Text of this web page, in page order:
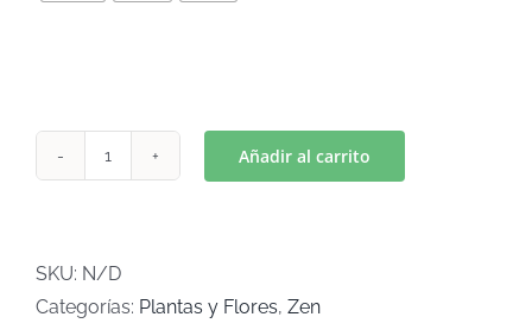
(Art
C-
Añadir al carrito
SKU: N/D
Categorías: Plantas y Flores, Zen